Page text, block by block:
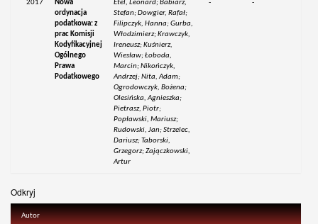
2017
Nowa
ordynacja
podatkowa: z
prac Komisji
Kodyfikacyjnej
Ogólnego
Prawa
Podatkowego
Etel, Leonard; Babiarz,
Stefan; Dowgier, Rafał;
Filipczyk, Hanna; Gurba,
Włodzimierz; Krawczyk,
Ireneusz; Kuśnierz,
Wiesław; Łoboda,
Marcin; Nikończyk,
Andrzej; Nita, Adam;
Ogrodowczyk, Bożena;
Olesińska, Agnieszka;
Pietrasz, Piotr;
Popławski, Mariusz;
Rudowski, Jan; Strzelec,
Dariusz; Taborski,
Grzegorz; Zajączkowski,
Artur
- -
Odkryj
Autor